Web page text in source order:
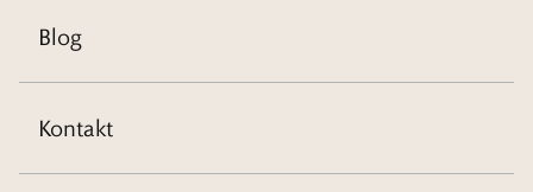
Blog
Kontakt